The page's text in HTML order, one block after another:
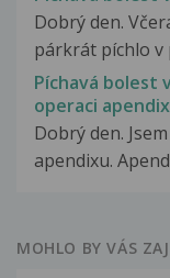
Dobrý den.
párkrát píchlo v
Píchavá bolest
operaci
Dobrý den.
apendixu.
MOHLO BY VÁS